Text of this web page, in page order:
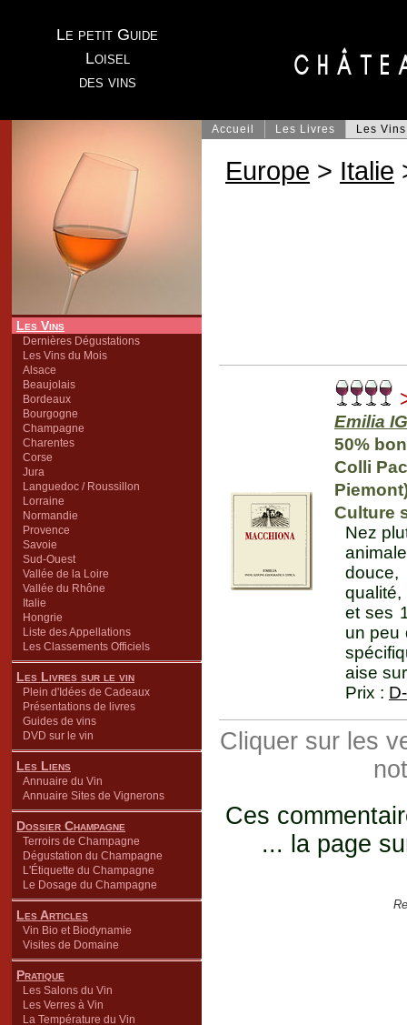
Le petit Guide
Loisel
des vins
Les Vins
Dernières Dégustations
Les Vins du Mois
Alsace
Beaujolais
Bordeaux
Bourgogne
Champagne
Charentes
Corse
Jura
Languedoc / Roussillon
Lorraine
Normandie
Provence
Savoie
Sud-Ouest
Vallée de la Loire
Vallée du Rhône
Italie
Hongrie
Liste des Appellations
Les Classements Officiels
Les Livres sur le vin
Plein d'Idées de Cadeaux
Présentations de livres
Guides de vins
DVD sur le vin
Les Liens
Annuaire du Vin
Annuaire Sites de Vignerons
Dossier Champagne
Terroirs de Champagne
Dégustation du Champagne
L'Étiquette du Champagne
Le Dosage du Champagne
Les Articles
Vin Bio et Biodynamie
Visites de Domaine
Pratique
Les Salons du Vin
Les Verres à Vin
La Température du Vin
Accueil Les Livres Les Vins
Europe > Italie
Emilia
50%
Colli
Culture
Nez
douce,
qualité,
et ses
un peu
aise
Prix : D-
Cliquer sur les
Ces
... la page